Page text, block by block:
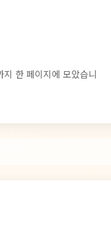
지 한 페이지에 모았습니